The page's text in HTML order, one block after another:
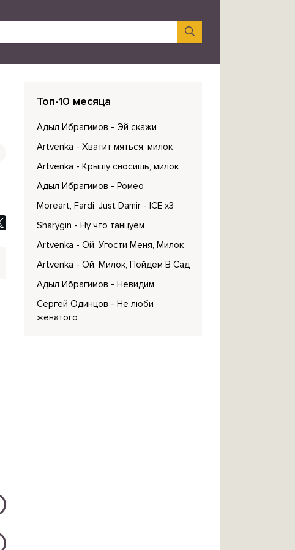
Топ-10 месяца
Адыл Ибрагимов - Эй скажи
Artvenka - Хватит мяться, милок
Artvenka - Крышу сносишь, милок
Адыл Ибрагимов - Ромео
Moreart, Fardi, Just Damir - ICE x3
Sharygin - Ну что танцуем
Artvenka - Ой, Угости Меня, Милок
Artvenka - Ой, Милок, Пойдём В Сад
Адыл Ибрагимов - Невидим
Сергей Одинцов - Не люби
женатого